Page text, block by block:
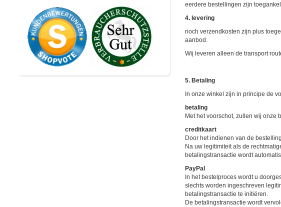
eerdere bestellingen zijn
4. levering
noch verzendkosten zijn plus
aanbod.
Wij leveren alleen de transport
5. Betaling
In onze winkel zijn in principe de
betaling
Met het voorschot, zullen wij onze
creditkaart
Door het indienen van de
Na uw legitimiteit als de
betalingstransactie wordt
PayPal
In het bestelproces wordt u
slechts worden ingeschreven
betalingstransactie te initiëren.
De betalingstransactie wordt